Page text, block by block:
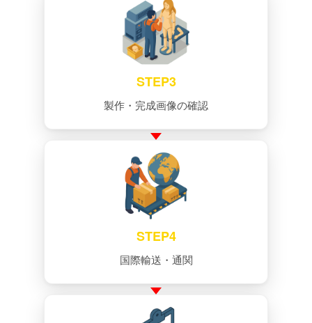
STEP3
製作・完成画像の確認
STEP4
国際輸送・通関